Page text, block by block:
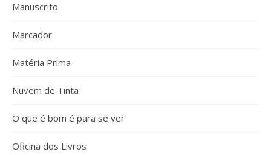
Manuscrito
Marcador
Matéria Prima
Nuvem de Tinta
O que é bom é para se ver
Oficina dos Livros